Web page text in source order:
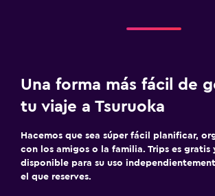
Una forma más fácil de
tu viaje a Tsuruoka
Hacemos que sea súper fácil planificar,
con los amigos o la familia. Trips es gratis
disponible para su uso
el que reserves.